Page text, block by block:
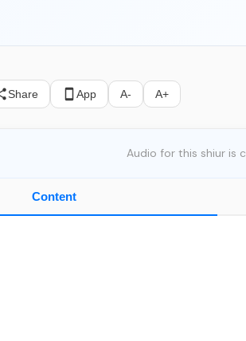
Share App A- A+
Audio for this shiur is
Content